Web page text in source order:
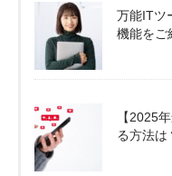
万能ITツ
機能をご
【2025
る方法は